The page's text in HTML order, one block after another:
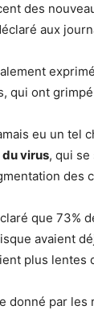
des
aux
qui ont
eu un
virus, qui
des
que 73%
avaient
plus lentes
donné par les